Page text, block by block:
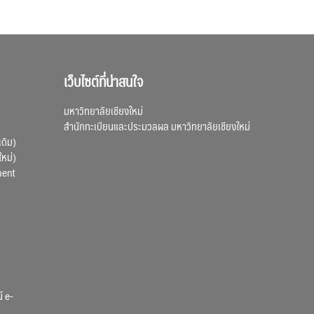
ม)
ม่)
e-
เว็บไซต์ที่น่าสนใจ
มหาวิทยาลัยเชียงใหม่
สำนักทะเบียนและประมวลผล มหาวิทยาลัยเชียงใหม่